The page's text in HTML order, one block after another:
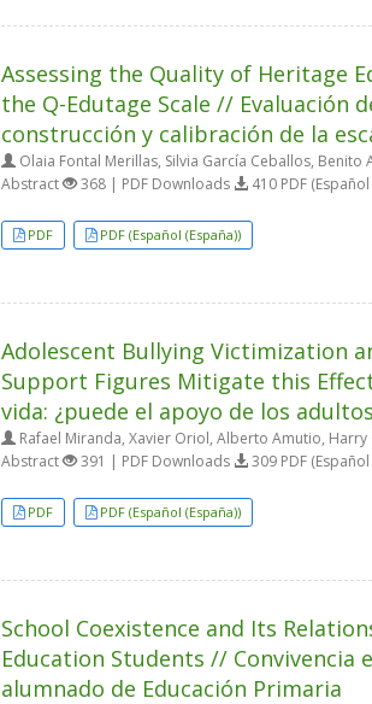
Assessing the Quality of Heritage
the Q-Edutage Scale // Evaluación
construcción y calibración de la
Olaia Fontal Merillas, Silvia García Ceballos, Benito
Abstract
368 | PDF Downloads 410 PDF
PDF PDF (Español (España))
Adolescent Bullying Victimization
Support Figures Mitigate this
vida: ¿puede el apoyo de los
Rafael Miranda, Xavier Oriol, Alberto Amutio,
Abstract
391 | PDF Downloads 309 PDF
PDF PDF (Español (España))
School Coexistence and Its
Education Students // Convivencia
alumnado de Educación Primaria